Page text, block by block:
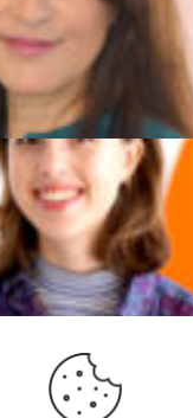
SAYEH FARAHPOUR
ALISSA WASILEWSKI